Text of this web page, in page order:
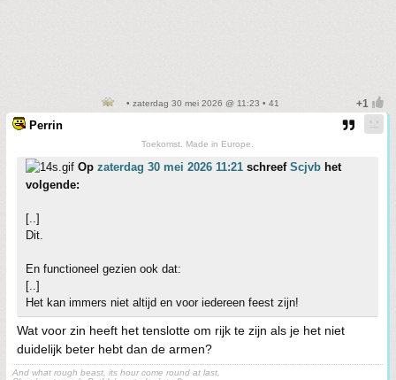
• zaterdag 30 mei 2026 @ 11:23 • 41
Perrin
Toekomst. Made in Europe.
Op zaterdag 30 mei 2026 11:21 schreef Scjvb het
volgende:
[..]
Dit.
En functioneel gezien ook dat:
[..]
Het kan immers niet altijd en voor iedereen feest zijn!
Wat voor zin heeft het tenslotte om rijk te zijn als je het niet
duidelijk beter hebt dan de armen?
And what rough beast, its hour come round at last,